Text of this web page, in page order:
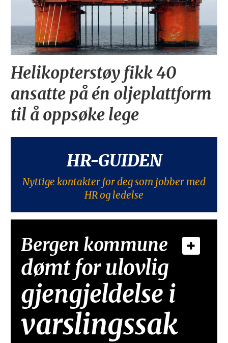
Helikopterstøy fikk 40
ansatte på én oljeplattform
til å oppsøke lege
HR-GUIDEN
Nyttige kontakter for deg som jobber med
HR og ledelse
Bergen kommune
dømt for ulovlig
gjengjeldelse i
varslingssak